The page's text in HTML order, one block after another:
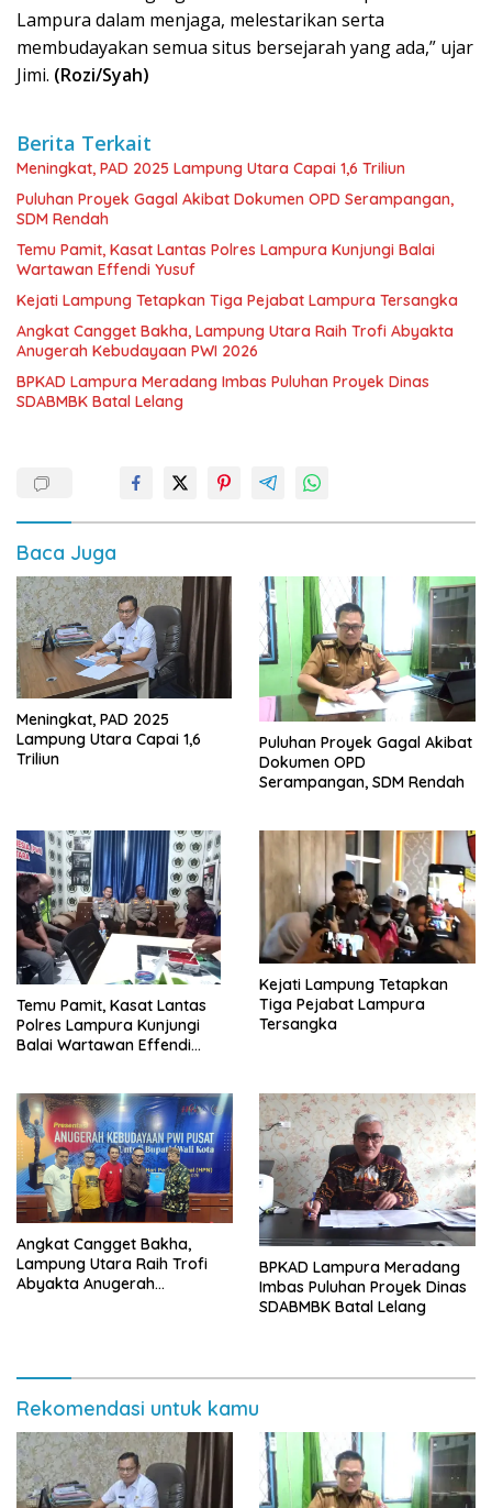
Lampura dalam menjaga, melestarikan serta
membudayakan semua situs bersejarah yang ada,” ujar
Jimi. (Rozi/Syah)
Berita Terkait
Meningkat, PAD 2025 Lampung Utara Capai 1,6 Triliun
Puluhan Proyek Gagal Akibat Dokumen OPD Serampangan,
SDM Rendah
Temu Pamit, Kasat Lantas Polres Lampura Kunjungi Balai
Wartawan Effendi Yusuf
Kejati Lampung Tetapkan Tiga Pejabat Lampura Tersangka
Angkat Cangget Bakha, Lampung Utara Raih Trofi Abyakta
Anugerah Kebudayaan PWI 2026
BPKAD Lampura Meradang Imbas Puluhan Proyek Dinas
SDABMBK Batal Lelang
Baca Juga
Meningkat, PAD 2025
Lampung Utara Capai 1,6
Triliun
Puluhan Proyek Gagal Akibat
Dokumen OPD
Serampangan, SDM Rendah
Temu Pamit, Kasat Lantas
Polres Lampura Kunjungi
Balai Wartawan Effendi
Kejati Lampung Tetapkan
Tiga Pejabat Lampura
Tersangka
Angkat Cangget Bakha,
Lampung Utara Raih Trofi
Abyakta Anugerah
BPKAD Lampura Meradang
Imbas Puluhan Proyek Dinas
SDABMBK Batal Lelang
Rekomendasi untuk kamu